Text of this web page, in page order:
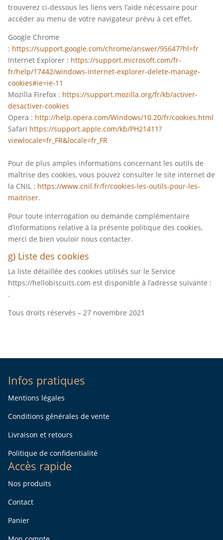
trouverez ci-dessous les liens vers l’aide nécessaire pour
accéder au menu de votre navigateur prévu à cet effet.
Google Chrome
: https://support.google.com/chrome/answer/95647?hl=fr
Internet Explorer : https://support.microsoft.com/fr-
fr/help/17442/windows-internet-explorer-delete-manage-
cookies#ie=ie-11
Mozilla Firefox : https://support.mozilla.org/fr/kb/activer-
desactiver-cookies
Opera : http://help.opera.com/Windows/10.20/fr/cookies.html
Safari https://support.apple.com/kb/PH21411?
viewlocale=fr_FR&locale=fr_FR
Pour de plus amples informations concernant les outils de
maîtrise des cookies, vous pouvez consulter le site internet de
la CNIL : https://www.cnil.fr/fr/cookies-les-outils-pour-les-
maitriser.
Pour toute interrogation ou demande complémentaire
d’informations relative à la présente politique des cookies,
merci de bien vouloir nous contacter.
g) Liste des cookies
La liste détaillée des cookies utilisés sur le Service
https://hellobiscuits.com est disponible à l’adresse suivante :
.
Tous droits réservés – 27 novembre 2021
Infos pratiques
Mentions légales
Conditions générales de vente
Livraison et retours
Politique de confidentialité
Accès rapide
Nos produits
Contact
Panier